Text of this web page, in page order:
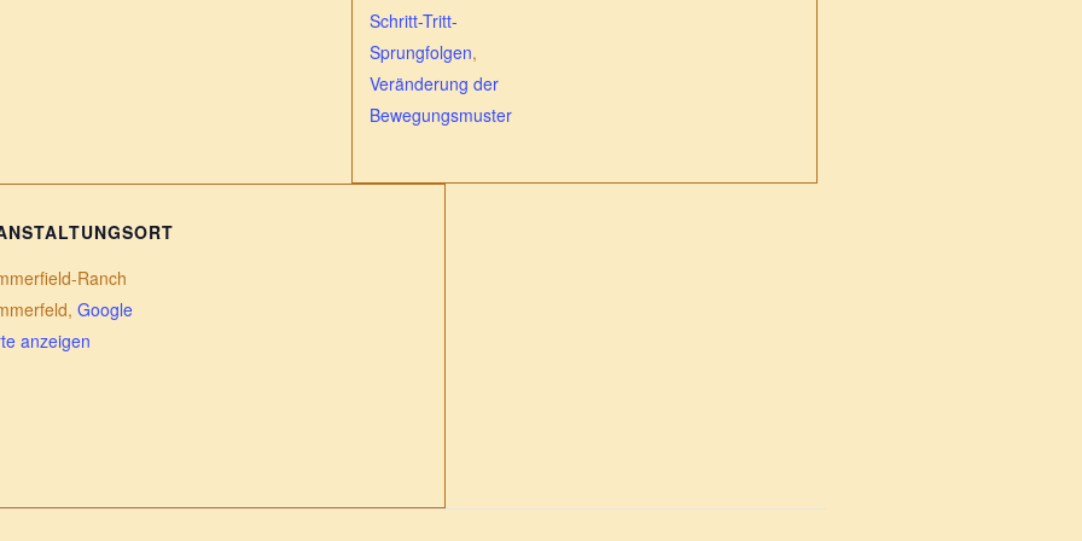
Schritt-Tritt-
Sprungfolgen,
Veränderung der
Bewegungsmuster
Ranch
, Google
anzeigen